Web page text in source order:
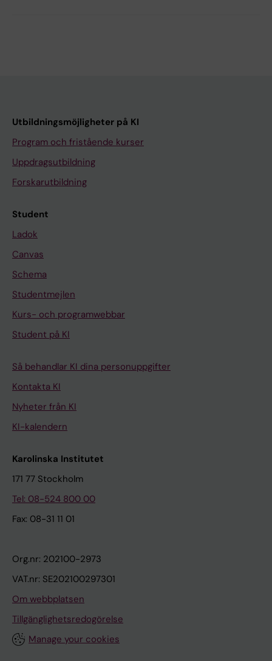
Utbildningsmöjligheter på KI
Program och fristående kurser
Uppdragsutbildning
Forskarutbildning
Student
Ladok
Canvas
Schema
Studentmejlen
Kurs- och programwebbar
Student på KI
Så behandlar KI dina personuppgifter
Kontakta KI
Nyheter från KI
KI-kalendern
Karolinska Institutet
171 77 Stockholm
Tel: 08-524 800 00
Fax: 08-31 11 01
Org.nr: 202100-2973
VAT.nr: SE202100297301
Om webbplatsen
Tillgänglighetsredogörelse
Manage your cookies